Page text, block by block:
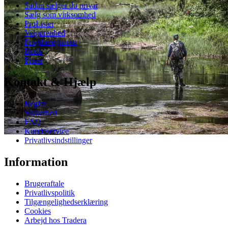
Sådan sælger du privat
Sælg som virksomhed
ProLister
Velgørenhed
Fragtberegneren
Butik
Priser
Kontakt & Hjælp
Regler
Sikkerhed
FAQ
Kundeservice
Privatlivsindstillinger
Information
Brugeraftale
Privatlivspolitik
Tilgængelighedserklæring
Cookies
Arbejd hos Tradera